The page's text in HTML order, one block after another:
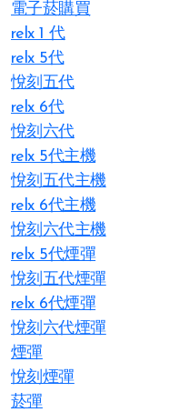
電子菸購買
relx 1 代
relx 5代
悅刻五代
relx 6代
悅刻六代
relx 5代主機
悅刻五代主機
relx 6代主機
悅刻六代主機
relx 5代煙彈
悅刻五代煙彈
relx 6代煙彈
悅刻六代煙彈
煙彈
悅刻煙彈
菸彈